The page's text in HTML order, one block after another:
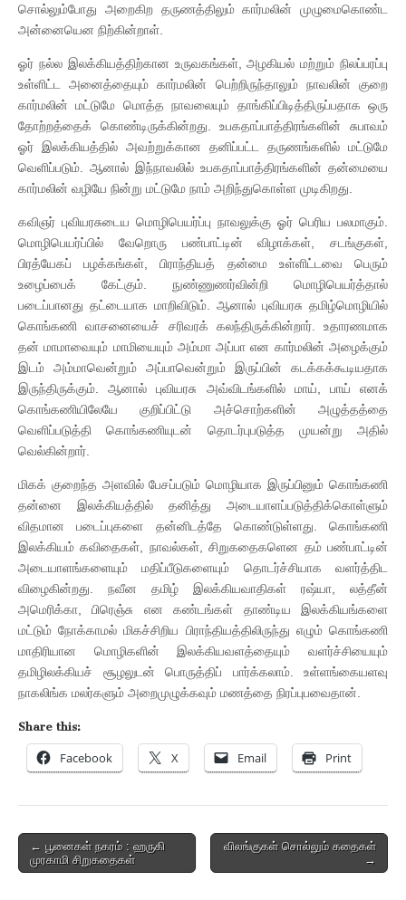
சொல்லும்போது அறைகிற தருணத்திலும் கார்மலின் முழுமைகொண்ட
அன்னையென நிற்கின்றாள்.
ஓர் நல்ல இலக்கியத்திற்கான உருவகங்கள், அழகியல் மற்றும் நிலப்பரப்பு
உள்ளிட்ட அனைத்தையும் கார்மலின் பெற்றிருந்தாலும் நாவலின் குறை
கார்மலின் மட்டுமே மொத்த நாவலையும் தாங்கிப்பிடித்திருப்பதாக ஒரு
தோற்றத்தைக் கொண்டிருக்கின்றது. உபகதாப்பாத்திரங்களின் சுபாவம்
ஓர் இலக்கியத்தில் அவற்றுக்கான தனிப்பட்ட தருணங்களில் மட்டுமே
வெளிப்படும். ஆனால் இந்நாவலில் உபகதாப்பாத்திரங்களின் தன்மையை
கார்மலின் வழியே நின்று மட்டுமே நாம் அறிந்துகொள்ள முடிகிறது.
கவிஞர் புவியரசுடைய மொழிபெயர்ப்பு நாவலுக்கு ஓர் பெரிய பலமாகும்.
மொழிபெயர்ப்பில் வேறொரு பண்பாட்டின் விழாக்கள், சடங்குகள்,
பிரத்யேகப் பழக்கங்கள், பிராந்தியத் தன்மை உள்ளிட்டவை பெரும்
உழைப்பைக் கேட்கும். நுண்ணுணர்வின்றி மொழிபெயர்த்தால்
படைப்பானது தட்டையாக மாறிவிடும். ஆனால் புவியரசு தமிழ்மொழியில்
கொங்கணி வாசனையைச் சரிவரக் கலந்திருக்கின்றார். உதாரணமாக
தன் மாமாவையும் மாமியையும் அம்மா அப்பா என கார்மலின் அழைக்கும்
இடம் அம்மாவென்றும் அப்பாவென்றும் இருப்பின் கடக்கக்கூடியதாக
இருந்திருக்கும். ஆனால் புவியரசு அவ்விடங்களில் மாய், பாய் எனக்
கொங்கணியிலேயே குறிப்பிட்டு அச்சொற்களின் அழுத்தத்தை
வெளிப்படுத்தி கொங்கணியுடன் தொடர்புபடுத்த முயன்று அதில்
வெல்கின்றார்.
மிகக் குறைந்த அளவில் பேசப்படும் மொழியாக இருப்பினும் கொங்கணி
தன்னை இலக்கியத்தில் தனித்து அடையாளப்படுத்திக்கொள்ளும்
விதமான படைப்புகளை தன்னிடத்தே கொண்டுள்ளது. கொங்கணி
இலக்கியம் கவிதைகள், நாவல்கள், சிறுகதைகளென தம் பண்பாட்டின்
அடையாளங்களையும் மதிப்பீடுகளையும் தொடர்ச்சியாக வளர்த்திட
விழைகின்றது. நவீன தமிழ் இலக்கியவாதிகள் ரஷ்யா, லத்தீன்
அமெரிக்கா, பிரெஞ்சு என கண்டங்கள் தாண்டிய இலக்கியங்களை
மட்டும் நோக்காமல் மிகச்சிறிய பிராந்தியத்திலிருந்து எழும் கொங்கணி
மாதிரியான மொழிகளின் இலக்கியவளத்தையும் வளர்ச்சியையும்
தமிழிலக்கியச் சூழலுடன் பொருத்திப் பார்க்கலாம். உள்ளங்கையளவு
நாகலிங்க மலர்களும் அறைமுழுக்கவும் மணத்தை நிரப்புபவைதான்.
Share this:
Facebook X Email Print
Post
navigation
← பூனைகள் நகரம் : ஹருகி
முரகாமி சிறுகதைகள்
விலங்குகள் சொல்லும் கதைகள்
→